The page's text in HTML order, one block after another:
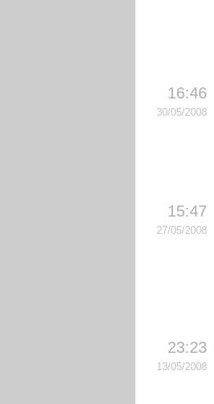
16:46
30/05/2008
15:47
27/05/2008
23:23
13/05/2008